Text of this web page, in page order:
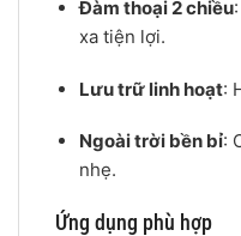
Đàm thoại 2 chiều
xa tiện lợi.
Lưu trữ linh hoạt:
Ngoài trời bền bỉ:
nhẹ.
Ứng dụng phù hợp